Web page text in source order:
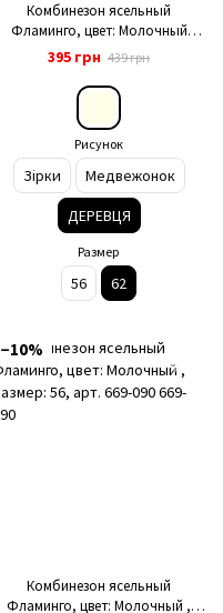
Комбинезон ясельный
Фламинго, цвет: Молочный
ДЕРЕВЦЯ, размер: 62, арт. 365-121
395 грн 439 грн
Рисунок
Зірки
Медвежонок
ДЕРЕВЦЯ
Размер
56 62
−10%
Комбинезон ясельный
Фламинго, цвет: Молочный ,